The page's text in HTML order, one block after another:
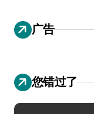
广告
您错过了